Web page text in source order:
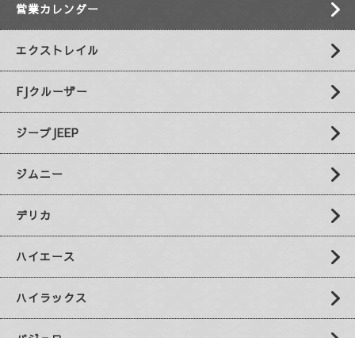
営業カレンダー
エクストレイル
FJクルーザー
ジープJEEP
ジムニー
デリカ
ハイエース
ハイラックス